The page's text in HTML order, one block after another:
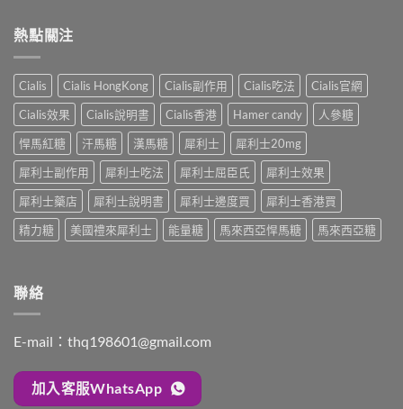
必
療
程
安
排
與
療
效
評
估〉
中
嗎？
完
整
解
析：
併
用
條
件、
風
險
全
雙
效
合
一
如
何
同
時
解
決
早
中
士
20mg
強、
半
顆
又
不
夠？
破
解
「劑
量
尬」
與
方
案〉
熱點關注
Cialis Cialis HongKong Cialis副作用 Cialis吃法
Cialis官網
Cialis效果
Cialis說明書 Cialis香港 Hamer candy
人參糖
悍馬紅糖
汗馬糖 漢馬糖 犀利士
犀利士20mg
犀利士副作用
犀利士吃法 犀利士屈臣氏
犀利士效果
犀利士藥店
犀利士說明書 犀利士邊度買
犀利士香港買
精力糖
美國禮來犀利士 能量糖 馬來西亞悍馬糖 馬來西亞糖
聯絡
E-mail： thq198601@gmail.com
加入客服WhatsApp